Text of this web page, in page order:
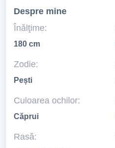
Despre mine
Înălţime:
180 cm
Zodie:
Pești
Culoarea ochilor:
Căprui
Rasă: